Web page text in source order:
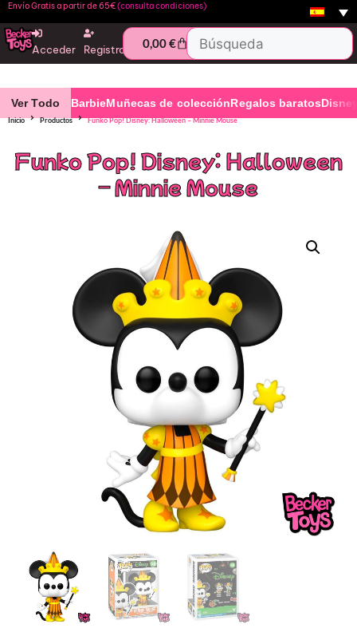
Envío Gratis a partir de 65€(consulta condiciones)
Acceder Registro 0,00€
Ver Todo BarbieMuñecas de colecciónRegalos baratos
Inicio Productos Funko Pop! Disney: Halloween – Minnie Mouse
Funko Pop! Disney: Halloween
– Minnie Mouse